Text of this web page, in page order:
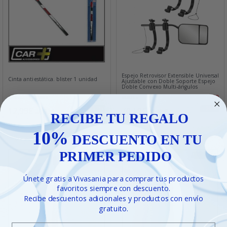
Cinta antiestática. blister 1 unidad
CAR+ACCESORIES
- 37%
Espejo Retrovisor Extensible Universal
Ajustable con Doble Soporte Espejo
Doble Convexo Multi-ángulos
RECIBE TU REGALO
10% DESCUENTO EN TU
PRIMER PEDIDO
Únete gratis a Vivasania para comprar tus productos
favoritos siempre con descuento.
Recibe descuentos adicionales y productos con envío
gratuito.